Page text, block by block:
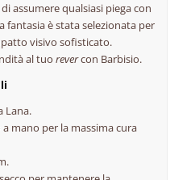
assumere qualsiasi piega con
fantasia è stata selezionata per
visivo sofisticato.
al tuo revercon Barbisio.
Lana.
mano per la massima cura